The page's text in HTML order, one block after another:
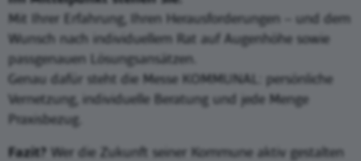
Mit Ihrer Erfahrung, Ihren Herausforderungen – und dem
Wunsch nach individuellem Rat auf Augenhöhe sowie
passgenauen Lösungsansätzen.
Genau dafür steht die Messe KOMMUNAL: persönliche
Vernetzung, individuelle Beratung und jede Menge
Praxisbezug.
Fazit? Wer die Zukunft seiner Kommune aktiv gestalten